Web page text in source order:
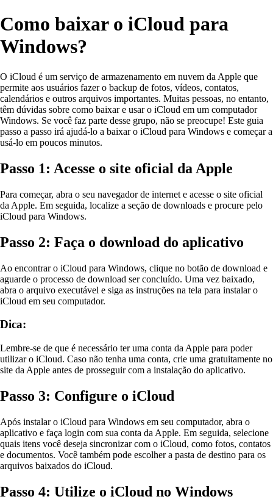
Como baixar o iCloud para
Windows?
O iCloud é um serviço de armazenamento em nuvem da Apple que
permite aos usuários fazer o backup de fotos, vídeos, contatos,
calendários e outros arquivos importantes. Muitas pessoas, no entanto,
têm dúvidas sobre como baixar e usar o iCloud em um computador
Windows. Se você faz parte desse grupo, não se preocupe! Este guia
passo a passo irá ajudá-lo a baixar o iCloud para Windows e começar a
usá-lo em poucos minutos.
Passo 1: Acesse o site oficial da Apple
Para começar, abra o seu navegador de internet e acesse o site oficial
da Apple. Em seguida, localize a seção de downloads e procure pelo
iCloud para Windows.
Passo 2: Faça o download do aplicativo
Ao encontrar o iCloud para Windows, clique no botão de download e
aguarde o processo de download ser concluído. Uma vez baixado,
abra o arquivo executável e siga as instruções na tela para instalar o
iCloud em seu computador.
Dica:
Lembre-se de que é necessário ter uma conta da Apple para poder
utilizar o iCloud. Caso não tenha uma conta, crie uma gratuitamente no
site da Apple antes de prosseguir com a instalação do aplicativo.
Passo 3: Configure o iCloud
Após instalar o iCloud para Windows em seu computador, abra o
aplicativo e faça login com sua conta da Apple. Em seguida, selecione
quais itens você deseja sincronizar com o iCloud, como fotos, contatos
e documentos. Você também pode escolher a pasta de destino para os
arquivos baixados do iCloud.
Passo 4: Utilize o iCloud no Windows